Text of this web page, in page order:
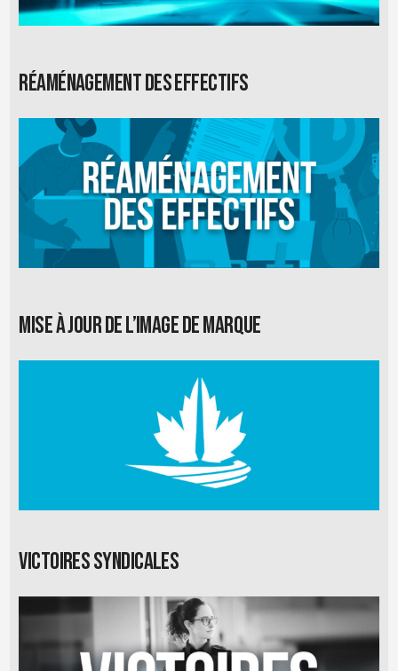
Réaménagement des effectifs
Mise à jour de l’image de marque
Victoires syndicales